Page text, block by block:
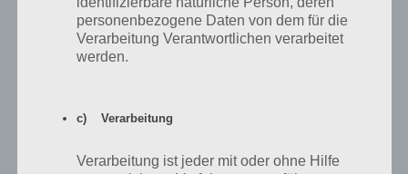
Crawls Bar 900
Bestie, die von Zauberern
besiegt werden muss
Sanduhr der
Verdammnis
5600 Dekoration
personenbezogene Daten von dem für die
Verarbeitung Verantwortlichen verarbeitet
werden.
c) Verarbeitung
Verarbeitung ist jeder mit oder ohne Hilfe